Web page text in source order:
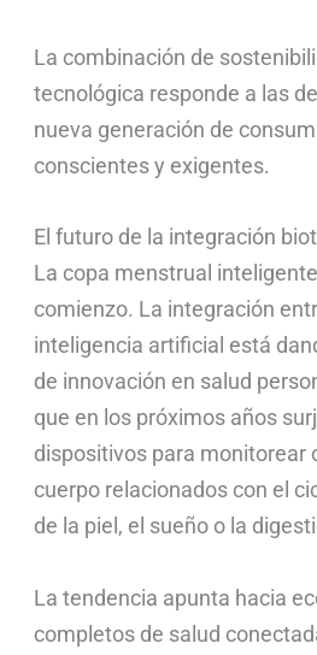
La combinación de
tecnológica responde a las
nueva generación de
conscientes y exigentes.
El futuro de la integración
La copa menstrual
comienzo. La integración
inteligencia artificial está
de innovación en salud
que en los próximos años
dispositivos para monitorear
cuerpo relacionados con el
de la piel, el sueño o la
La tendencia apunta hacia
completos de salud